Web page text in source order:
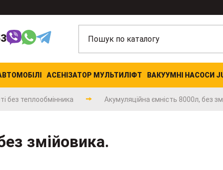
АСЕНІЗАТОР МУЛЬТИЛІФТ ВАКУУМНІ НАСОСИ
без теплообмінника Акумуляційна ємність 8000л, без
змійовика.